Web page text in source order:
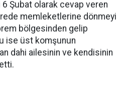
Şubat olarak cevap veren
memleketlerine dönmeyi
bölgesinden gelip
ise üst komşunun
dahi ailesinin ve kendisinin